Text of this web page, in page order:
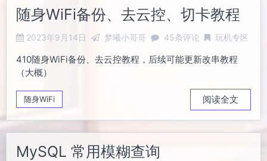
随身WiFi备份、去云控、切卡教程
2023年9月14日 梦曦小哥哥 45条评论 玩机专区
410随身WiFi备份、去云控教程，后续可能更新改串教程
（大概）
随身WiFi 阅读全文
MySQL 常用模糊查询